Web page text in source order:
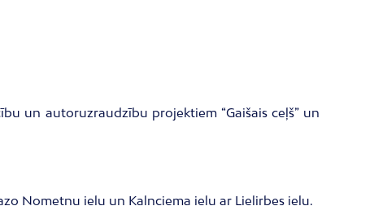
un autoruzraudzību projektiem “Gaišais ceļš” un
Nometņu ielu un Kalnciema ielu ar Lielirbes ielu.